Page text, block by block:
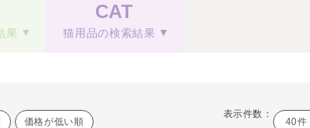
果
CAT
猫用品の検索結果
価格が低い順
表示件数：
40件